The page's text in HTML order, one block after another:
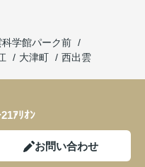
科学館パーク前
大津町 西出雲
ｱﾘｵﾝ
お問い合わせ